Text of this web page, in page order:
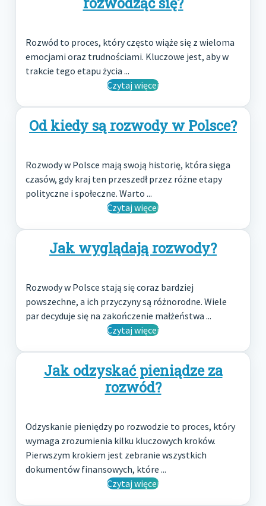
Rozwód to proces, który często wiąże się z wieloma
emocjami oraz trudnościami. Kluczowe jest, aby w
trakcie tego etapu życia ...
Czytaj więcej
Od kiedy są rozwody w Polsce?
Rozwody w Polsce mają swoją historię, która sięga
czasów, gdy kraj ten przeszedł przez różne etapy
polityczne i społeczne. Warto ...
Czytaj więcej
Jak wyglądają rozwody?
Rozwody w Polsce stają się coraz bardziej
powszechne, a ich przyczyny są różnorodne. Wiele
par decyduje się na zakończenie małżeństwa ...
Czytaj więcej
Jak odzyskać pieniądze za
rozwód?
Odzyskanie pieniędzy po rozwodzie to proces, który
wymaga zrozumienia kilku kluczowych kroków.
Pierwszym krokiem jest zebranie wszystkich
dokumentów finansowych, które ...
Czytaj więcej